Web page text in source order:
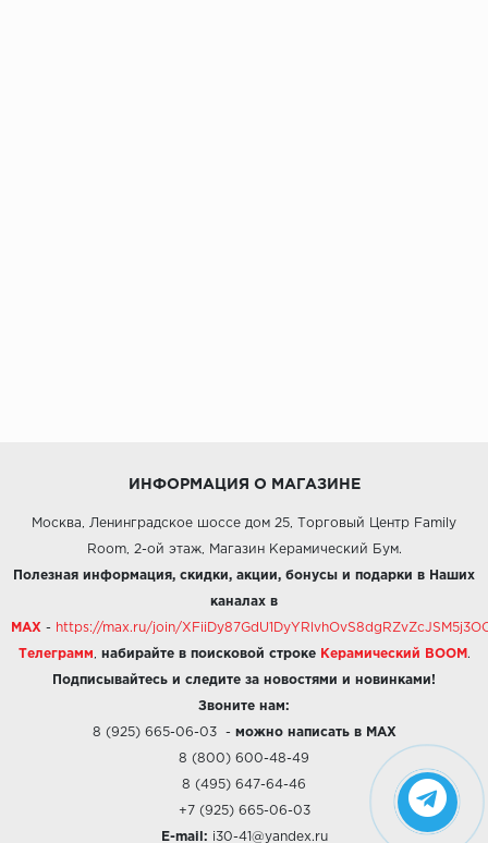
ИНФОРМАЦИЯ О МАГАЗИНЕ
Москва, Ленинградское шоссе дом 25, Торговый Центр Family
Room, 2-ой этаж, Магазин Керамический Бум.
Полезная информация, скидки, акции, бонусы и подарки в Наших
каналах в
MAX - https://max.ru/join/
Телеграмм набирайте в поисковой строке Керамический BOOM .
Подписывайтесь и следите за новостями и новинками!
Звоните нам:
8 (925) 665-06-03- можно написать в MAX
8 (800) 600-48-49
8 (495) 647-64-46
+7 (925) 665-06-03
E-mail: i30-41@yandex.ru